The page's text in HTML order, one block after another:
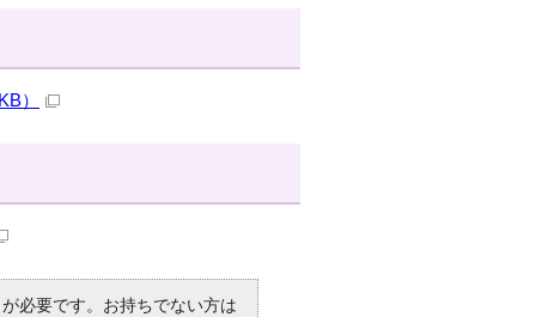
）
必要です。お持ちでない方は